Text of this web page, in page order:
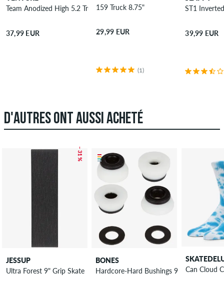
Team Anodized High 5.2 Truck 8"
37,99 EUR
159 Truck 8.75"
29,99 EUR
(1)
ST1
39,99 EUR
D'AUTRES ONT AUSSI ACHETÉ
– 31 %
JESSUP
Ultra Forest 9" Grip Skate
BONES
Hardcore-Hard Bushings 96ACan Cloud